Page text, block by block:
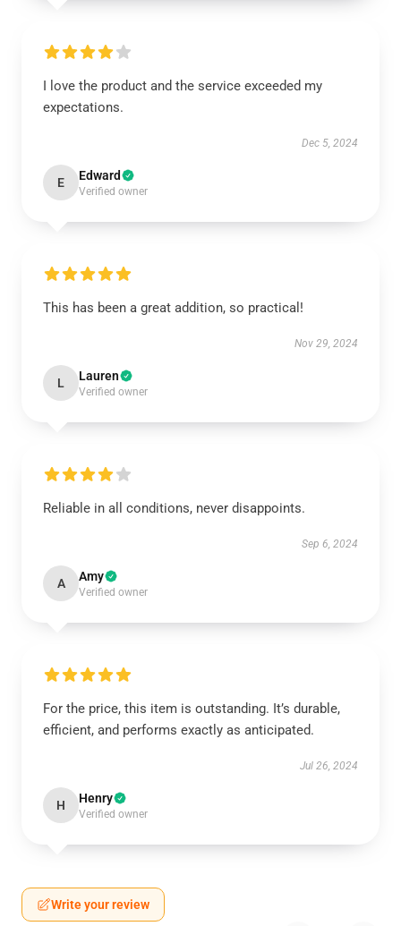
I love the product and the service exceeded my
expectations.
Dec 5, 2024
E Edward
Verified owner
This has been a great addition, so practical!
Nov 29, 2024
L Lauren
Verified owner
Reliable in all conditions, never disappoints.
Sep 6, 2024
A Amy
Verified owner
For the price, this item is outstanding. It’s durable,
efficient, and performs exactly as anticipated.
Jul 26, 2024
H Henry
Verified owner
Write your review